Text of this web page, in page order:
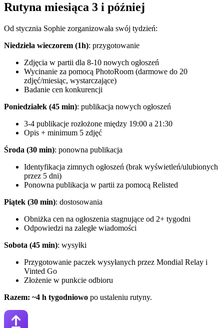
Rutyna miesiąca 3 i później
Od stycznia Sophie zorganizowała swój tydzień:
Niedziela wieczorem (1h): przygotowanie
Zdjęcia w partii dla 8-10 nowych ogłoszeń
Wycinanie za pomocą PhotoRoom (darmowe do 20
zdjęć/miesiąc, wystarczające)
Badanie cen konkurencji
Poniedziałek (45 min): publikacja nowych ogłoszeń
3-4 publikacje rozłożone między 19:00 a 21:30
Opis + minimum 5 zdjęć
Środa (30 min): ponowna publikacja
Identyfikacja zimnych ogłoszeń (brak wyświetleń/ulubionych
przez 5 dni)
Ponowna publikacja w partii za pomocą Relisted
Piątek (30 min): dostosowania
Obniżka cen na ogłoszenia stagnujące od 2+ tygodni
Odpowiedzi na zaległe wiadomości
Sobota (45 min): wysyłki
Przygotowanie paczek wysyłanych przez Mondial Relay i
Vinted Go
Złożenie w punkcie odbioru
Razem: ~4 h tygodniowo po ustaleniu rutyny.